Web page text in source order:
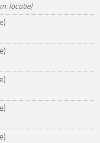
locatie)